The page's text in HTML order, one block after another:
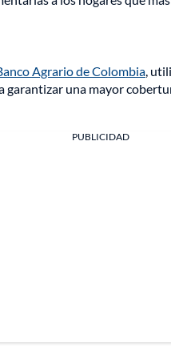
Agrario de Colombia,
garantizar una mayor
PUBLICIDAD